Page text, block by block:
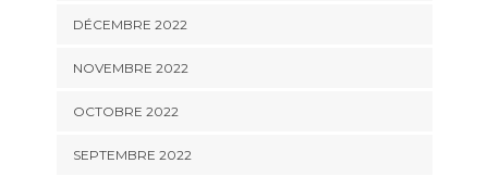
DÉCEMBRE 2022
NOVEMBRE 2022
OCTOBRE 2022
SEPTEMBRE 2022